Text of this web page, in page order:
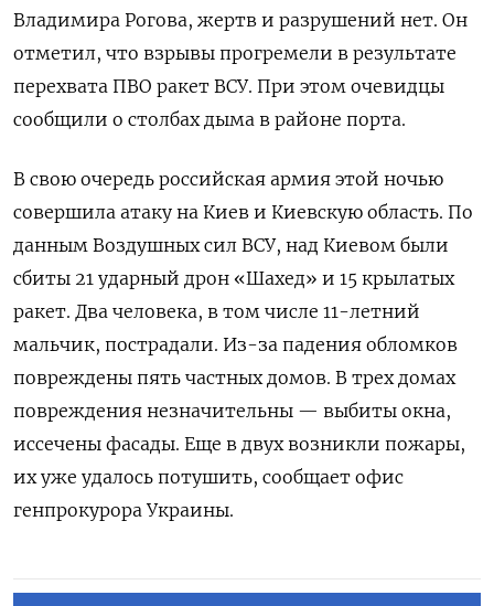
Владимира Рогова, жертв и разрушений нет. Он
отметил, что взрывы прогремели в результате
перехвата ПВО ракет ВСУ. При этом очевидцы
сообщили о столбах дыма в районе порта.
В свою очередь российская армия этой ночью
совершила атаку на Киев и Киевскую область. По
данным Воздушных сил ВСУ, над Киевом были
сбиты 21 ударный дрон «Шахед» и 15 крылатых
ракет. Два человека, в том числе 11-летний
мальчик, пострадали. Из-за падения обломков
повреждены пять частных домов. В трех домах
повреждения незначительны — выбиты окна,
иссечены фасады. Еще в двух возникли пожары,
их уже удалось потушить, сообщает офис
генпрокурора Украины.